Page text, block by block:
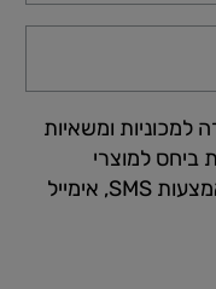
למכוניות ומשאיות
ביחס למוצרי
החברה וזאת בכל אמצעי, לרבות באמצעות SMS, אימייל